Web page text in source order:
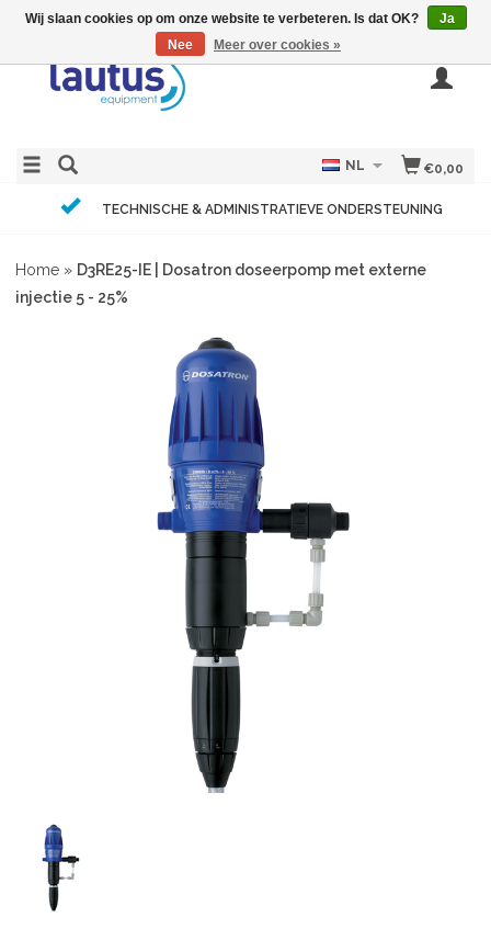
€0,00
NL
TECHNISCHE & ADMINISTRATIEVE ONDERSTEUNING
Home » D3RE25-IE | Dosatron doseerpomp met externe
injectie 5 - 25%
Wij slaan cookies op om onze website te verbeteren. Is dat OK?
Ja
Nee
Meer over cookies »